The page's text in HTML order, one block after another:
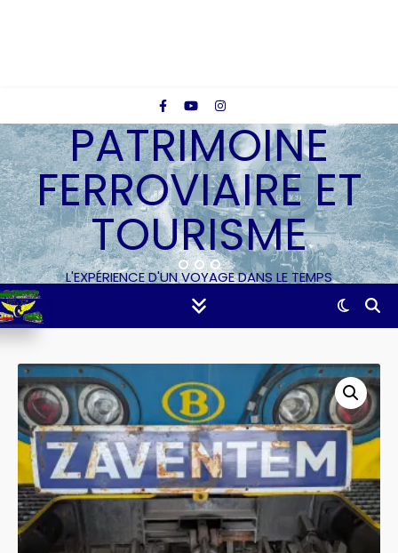
PATRIMOINE
FERROVIAIRE ET
TOURISME
L'EXPÉRIENCE D'UN VOYAGE DANS LE TEMPS